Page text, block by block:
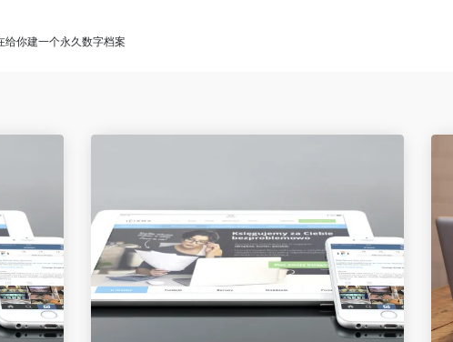
给你建一个永久数字档案